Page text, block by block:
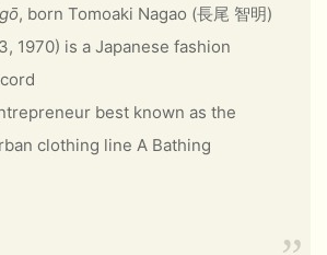
, born Tomoaki Nagao (長尾 智明)
1970) is a Japanese fashion
best known as the
clothing line A Bathing